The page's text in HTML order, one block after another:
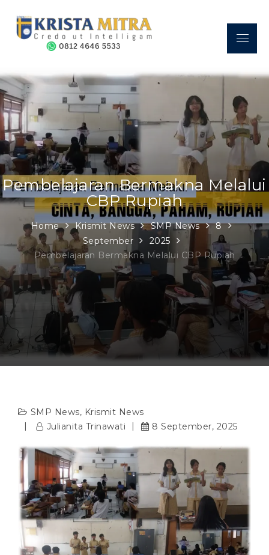
content
Sekolah Kristen Krista Mitra
– Credo Ut Intelligam
A place where a GREAT FUTURE begins.
Menu
Pembelajaran Bermakna Melalui
CBP Rupiah
Home Krismit News SMP News
8
September
2025
Pembelajaran Bermakna Melalui CBP Rupiah
SMP News, Krismit News
Julianita Trinawati
8 September, 2025